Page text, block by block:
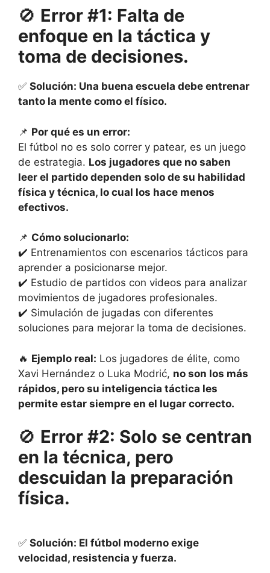
🚫 Error #1: Falta de
enfoque en la táctica y
toma de decisiones.
✅ Solución: Una buena escuela debe entrenar
tanto la mente como el físico.
📌 Por qué es un error:
El fútbol no es solo correr y patear, es un juego
de estrategia. Los jugadores que no saben
leer el partido dependen solo de su habilidad
física y técnica, lo cual los hace menos
efectivos.
📌 Cómo solucionarlo:
✔️ Entrenamientos con escenarios tácticos para
aprender a posicionarse mejor.
✔️ Estudio de partidos con videos para analizar
movimientos de jugadores profesionales.
✔️ Simulación de jugadas con diferentes
soluciones para mejorar la toma de decisiones.
🔥 Ejemplo real: Los jugadores de élite, como
Xavi Hernández o Luka Modrić, no son los más
rápidos, pero su inteligencia táctica les
permite estar siempre en el lugar correcto.
🚫 Error #2: Solo se centran
en la técnica, pero
descuidan la preparación
física.
✅ Solución: El fútbol moderno exige
velocidad, resistencia y fuerza.